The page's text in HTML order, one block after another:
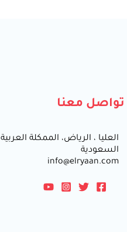
تواصل معنا
العليا ، الرياض، الممكلة العربية
السعودية
info@elryaan.com